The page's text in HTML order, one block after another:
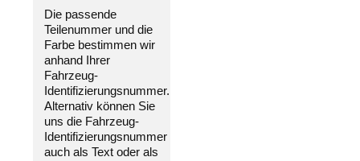
WUNSCHFARBE
NEU
Renault
Twingo
1999-
2007
Menge
Die passende
Teilenummer und die
Farbe bestimmen wir
anhand Ihrer
Fahrzeug-
Identifizierungsnummer.
Alternativ können Sie
uns die Fahrzeug-
Identifizierungsnummer
auch als Text oder als